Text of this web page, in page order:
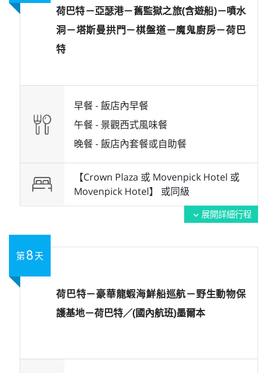
荷巴特－亞瑟港－舊監獄之旅(含遊船)－噴水
洞－塔斯曼拱門－棋盤道－魔鬼廚房－荷巴
特
早餐 -飯店內早餐
午餐 -景觀西式風味餐
晚餐 -飯店內套餐或自助餐
【Crown Plaza 或 Movenpick Hotel 或
Movenpick Hotel】 或同級
expand_more 展開詳細行程
第8 天
荷巴特－豪華龍蝦海鮮船巡航－野生動物保
護基地－荷巴特／(國內航班)墨爾本